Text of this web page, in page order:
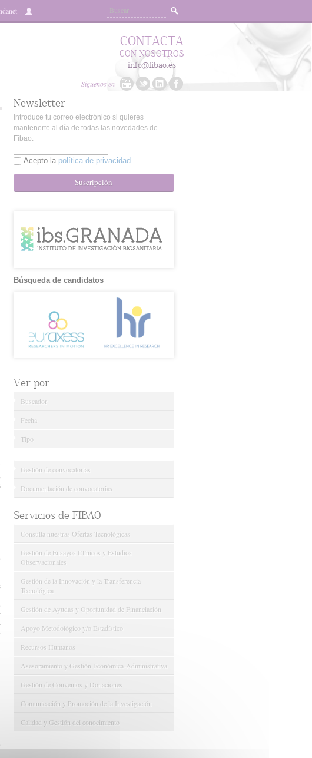
Síguenos en
CONTACTA
CON NOSOTROS
info@fibao.es
Newsletter
Introduce tu correo electrónico si quieres
mantenerte al día de todas las novedades de
Fibao.
Acepto la política de privacidad
Suscripción
Búsqueda de candidatos
Ver por...
Buscador
Fecha
Tipo
Gestión de convocatorias
Documentación de convocatorias
Servicios de FIBAO
Consulta nuestras Ofertas Tecnológicas
Gestión de Ensayos Clínicos y Estudios
Observacionales
Gestión de la Innovación y la Transferencia
Tecnológica
Gestión de Ayudas y Oportunidad de Financiación
Apoyo Metodológico y/o Estadístico
Recursos Humanos
Asesoramiento y Gestión Económica-Administrativa
Gestión de Convenios y Donaciones
Comunicación y Promoción de la Investigación
Calidad y Gestión del conocimiento